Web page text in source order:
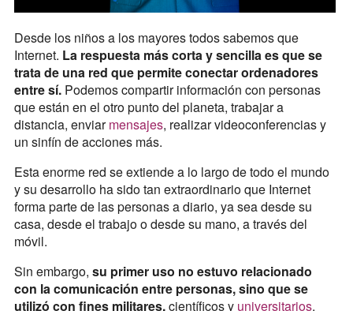
Desde los niños a los mayores todos sabemos que
Internet. La respuesta más corta y sencilla es que se
trata de una red que permite conectar ordenadores
entre sí.Podemos compartir información con personas
que están en el otro punto del planeta, trabajar a
distancia, enviarmensajes, realizar videoconferencias y
un sinfín de acciones más.
Esta enorme red se extiende a lo largo de todo el mundo
y su desarrollo ha sido tan extraordinario que Internet
forma parte de las personas a diario, ya sea desde su
casa, desde el trabajo o desde su mano, a través del
móvil.
Sin embargo, su primer uso no estuvo relacionado
con la comunicación entre personas, sino que se
utilizó con fines militares,científicos y universitarios.